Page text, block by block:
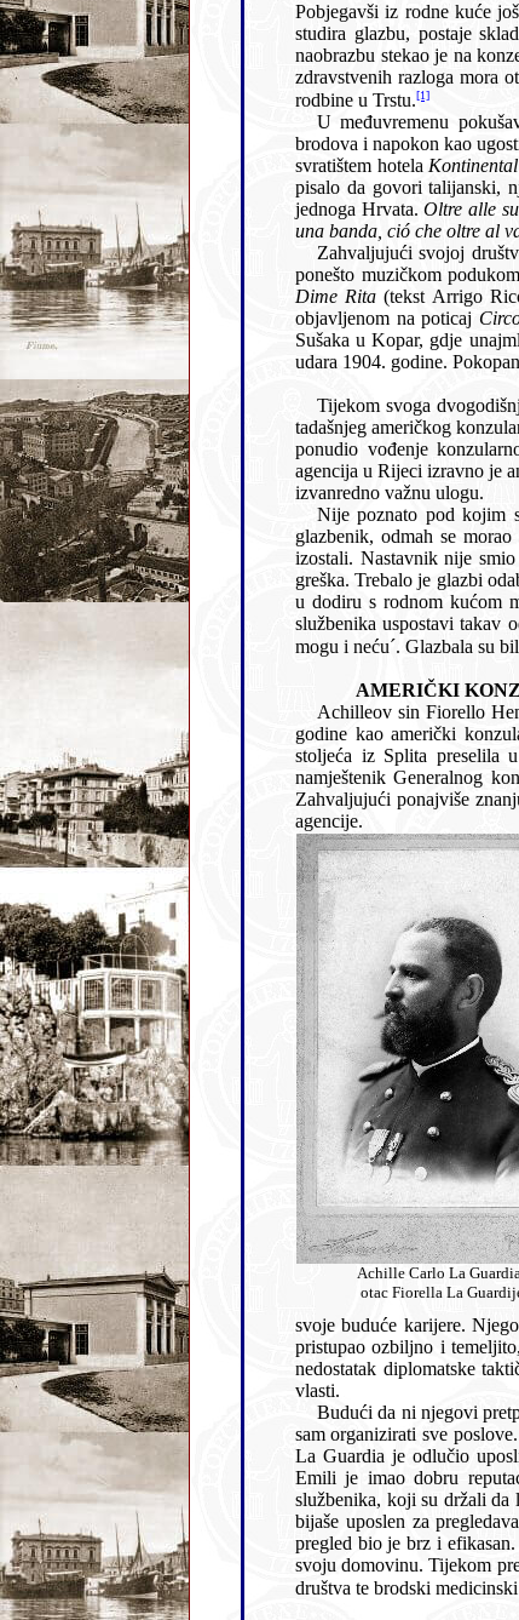
Pobjegavši iz rodne kuće još u dječačkoj dobi, La Guardia je dvadesetak godina putovao svijetom, obilazeći Italiju i
studira glazbu, postaje skladateljem, sviračem i napokon kapelnikom,
naobrazbu stekao je na konzervatoriju u
zdravstvenih razloga mora otići u mirovinu, 1898. zajedno s obitelji ponovno se vraća u Europu te privremeno nastanjuje kod ženine
rodbine u Trstu.[1]
U međuvremenu pokušavao se baviti
brodova i napokon kao ugostiteljski poduzetnik. Zanimljivo da će Achille La Guardia od 17. lipnja 1899. preuzeti upravu nad poznatim
svratištem hotela Kontinental
pisalo da govori talijanski, njemački, francuski i engleski, te da upravo uči hrvatski jezik i da za
jednoga Hrvata. Oltre alle sue buone qualitá, l´intraprendente
Zahvaljujući svojoj društvenosti i glazbenoj
Dime Rita (tekst Arrigo Riccotti), koja će osvojiti prvu nagradu na javnome natječaju za najbolju pjesmu na fijumanskom narječju
objavljenom na poticaj
Sušaka u Kopar, gdje unajmljuje jedan hotel na obali mora. Poslovi su tada
Tijekom svoga dvogodišnjeg boravka u Rijeci La
tadašnjeg američkog konzularnog agenta Raymonda Willeya. Igrom slučaja, američki konzul u Budimpešti čak je i La Guardiji starijem
ponudio vođenje konzularnoga ureda, što ovaj otklanja zbog relativno niske plaće.
agencija u Rijeci izravno je angažirana u poslovima oko iseljeništva,
izvanredno važnu ulogu.
Nije poznato pod kojim se uvjetima La Guardia
glazbenik, odmah se morao suočiti s velikim neprilikama. „Djeca su dolazila na pokuse nemarno i već u prvom početku su mnogi
izostali. Nastavnik nije smio da reče mladeži oštriju riječ, zato što se omladina odmah uvrijedila. I
greška. Trebalo je glazbi odabrati odbor koji bi preuzeo svu brigu,
u dodiru s rodnom kućom mladića, upozoravao
službenika uspostavi takav odbor među mladim muzikantima. Tako maestru La Guardiji nije preostalo drugo nego da reče: ´dalje ne
Achilleov sin Fiorello Henry La Guardia (1882.-
godine kao američki konzularni agent. Fiorellova majka Irene, rođ. Coen, potjecala je iz židovske obitelji koja se sredinom XIX.
stoljeća iz Splita preselila u Trst. Prije dolaska u Rijeku Fiorello je, preko dobra očeva prijatelja
namještenik Generalnog konzulata SAD-a u Budimpešti i
Zahvaljujući ponajviše znanju talijanskoga jezika
agencije.
Achille Carlo La
otac Fiorella La
svoje buduće karijere. Njegova visoka samosvijest i snažna
pristupao ozbiljno i temeljito, tražeći vlastita rješenja i
nedostatak diplomatske taktičnosti od samoga
vlasti.
Budući da ni njegovi pretpostavljeni u Budimpešti nisu
sam organizirati sve poslove. Prvo je zabranio ukrcavanje licima koja boluju od kakvih težih bolesti. Proučivši sve relevantne zakone,
La Guardia je odlučio uposliti riječkoga liječnika dr. Stanislava D´Emilija za redovan pregled emigranata prije ukrcavanja na brod.
Emili je imao dobru reputaciju i zauzimao se za javno zdravstvo. Unatoč
službenika, koji su držali da liječnik nema ovlaštenja za
bijaše uposlen za pregledavanje putnika. Procedura
pregled bio je brz i efikasan. Na taj su način stotine ljudi pošteđene mukotrpna puta do New Yorka, te ponovnog upućivanja natrag u
svoju domovinu. Tijekom pregleda bila su zapravo uvijek prisutna tri liječnika: prvi od konzulata,